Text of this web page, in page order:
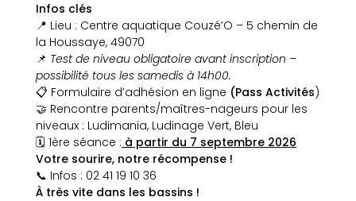
Infos clés
📍 Lieu : Centre aquatique Couzé’O – 5 chemin de
la Houssaye, 49070
📌 Test de niveau obligatoire avant inscription –
possibilité tous les samedis à 14h00.
📋 Formulaire d’adhésion en ligne (Pass Activités)
🤝 Rencontre parents/maîtres-nageurs pour les
niveaux : Ludimania, Ludinage Vert, Bleu
🗓️ 1ère séance : à partir du 7 septembre 2026
Votre sourire, notre récompense !
📞 Infos : 02 41 19 10 36
À très vite dans les bassins !